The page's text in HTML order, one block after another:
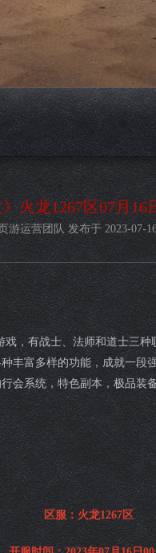
火龙1267区07月16
游运营团队 发布于 2023-07-
，有战士、法师和道士三种
丰富多样的功能，成就一段
会系统，特色副本，极品装
区服：火龙1267区